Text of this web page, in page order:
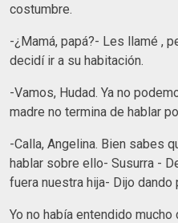
costumbre.
-¿Mamá, papá?- Les llamé ,
decidí ir a su habitación.
-Vamos, Hudad. Ya no
madre no termina de hablar
-Calla, Angelina. Bien sabes
hablar sobre ello- Susurra -
fuera nuestra hija- Dijo
Yo no había entendido